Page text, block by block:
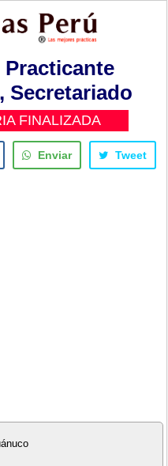
Secretariado
FINALIZADA
Enviar Tweet